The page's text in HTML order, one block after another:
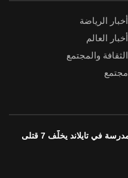
أخبار الرياضة
أخبار العالم
الثقافة والمجتمع
مجتمع
إطلاق نار داخل مدرسة في تايلاند يخلّف 7 قتلى